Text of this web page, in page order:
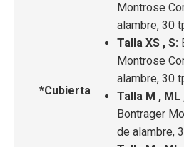
*Cubierta
Montrose
alambre, 30
Talla XS , S:
Montrose
alambre, 30
Talla M , ML
Bontrager
de alambre,